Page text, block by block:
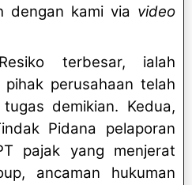
dengan kami via video
terbesar, ialah
pihak perusahaan telah
demikian. Kedua,
Pidana pelaporan
pajak yang menjerat
ancaman hukuman